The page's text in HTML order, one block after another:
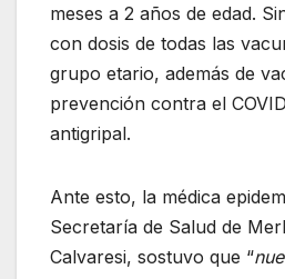
meses a 2 años de edad.
con dosis de todas las
grupo etario, además de
prevención contra el
antigripal.
Ante esto, la médica
Secretaría de Salud de
Calvaresi, sostuvo que “